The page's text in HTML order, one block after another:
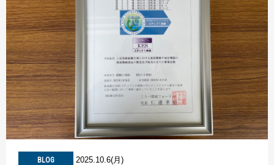
BLOG 2025.10.6(月)